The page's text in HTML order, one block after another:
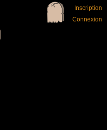
Inscription
Connexion